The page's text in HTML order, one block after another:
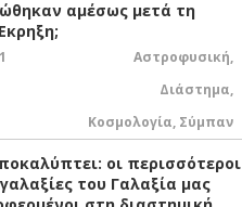
αμέσως μετά τη
Αστροφυσική,
Διάστημα,
Κοσμολογία, Σύμπαν
οι περισσότεροι
του Γαλαξία μας